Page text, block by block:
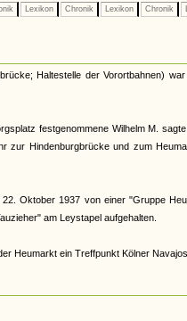
Lexikon Chronik Lexikon Chronik
Haltestelle der Vorortbahnen)
festgenommene Wilhelm M.
Hindenburgbrücke und zum
Oktober 1937 von einer "Gruppe
am Leystapel aufgehalten.
Heumarkt ein Treffpunkt Kölner Navajos.